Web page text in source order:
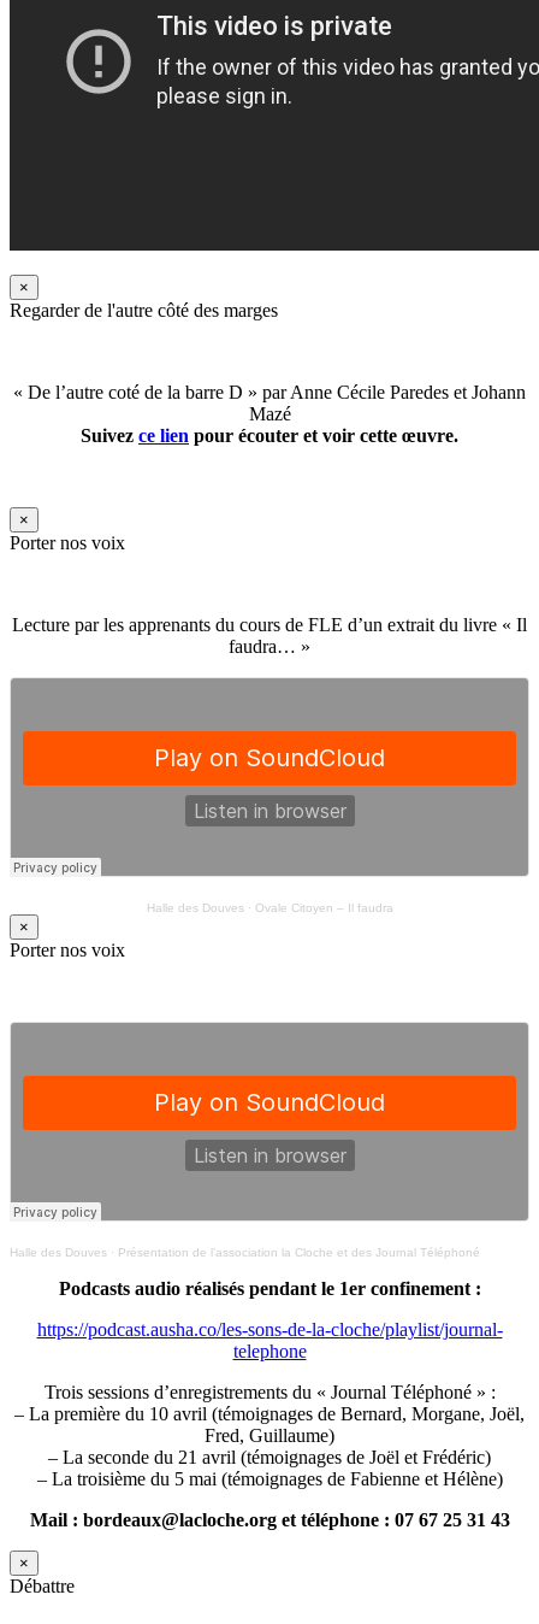
×
Regarder de l'autre côté des marges
« De l’autre coté de la barre D » par Anne Cécile Paredes et Johann
Mazé
Suivez ce lien pour écouter et voir cette œuvre.
×
Porter nos voix
Lecture par les apprenants du cours de FLE d’un extrait du livre « Il
faudra… »
Halle des Douves· Ovale Citoyen – Il faudra
×
Porter nos voix
Halle des Douves · Présentation de l’association la Cloche et des Journal Téléphoné
Podcasts audio réalisés pendant le 1er confinement :
https://podcast.ausha.co/les-sons-de-la-cloche/playlist/journal-
telephone
Trois sessions d’enregistrements du « Journal Téléphoné » :
– La première du 10 avril (témoignages de Bernard, Morgane, Joël,
Fred, Guillaume)
– La seconde du 21 avril (témoignages de Joël et Frédéric)
– La troisième du 5 mai (témoignages de Fabienne et Hélène)
Mail : bordeaux@lacloche.org et téléphone : 07 67 25 31 43
×
Débattre